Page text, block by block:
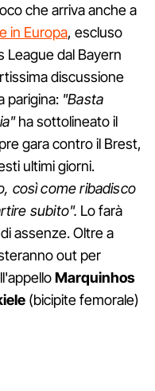
che arriva anche a
in Europa, escluso
League dal Bayern
discussione
parigina: "Basta
ha sottolineato il
gara contro il Brest,
ultimi giorni.
così come ribadisco
subito". Lo farà
assenze. Oltre a
out per
Marquinhos
(bicipite femorale)